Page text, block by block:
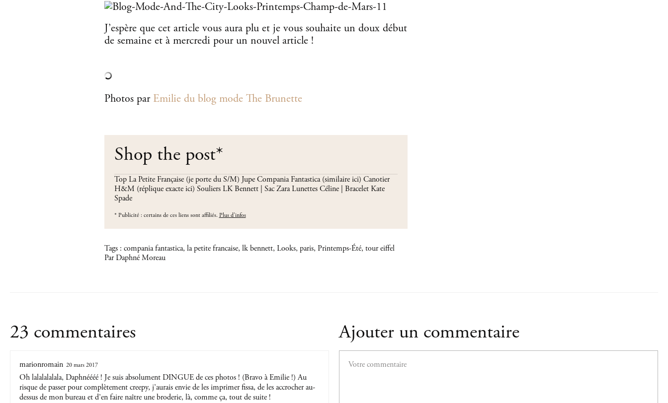
J’espère que cet article vous aura plu et je vous souhaite un doux début
de semaine et à mercredi pour un nouvel article !
Photos par Emilie du blog mode The Brunette
Shop the post*
Top La Petite Française (je porte du S/M) Jupe Compania Fantastica (similaire ici) Canotier
H&M (réplique exacte ici) Souliers LK Bennett | Sac Zara Lunettes Céline | Bracelet Kate
Spade
* Publicité : certains de ces liens sont affiliés. Plus d'infos
Tags : compania fantastica, la petite francaise, lk bennett, Looks, paris, Printemps-Été, tour eiffel
Par Daphné Moreau
23 commentaires
marionromain 20 mars 2017
Oh lalalalalala, Daphnéééé ! Je suis absolument DINGUE de ces photos ! (Bravo à Emilie !) Au
risque de passer pour complètement creepy, j’aurais envie de les imprimer fissa, de les accrocher au-
dessus de mon bureau et d’en faire naître une broderie, là, comme ça, tout de suite !
Ajouter un commentaire